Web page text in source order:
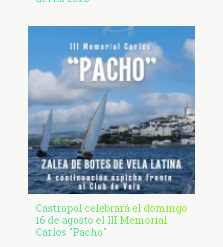
Castropol celebrará el domingo
16 de agosto el III Memorial
Carlos "Pacho"